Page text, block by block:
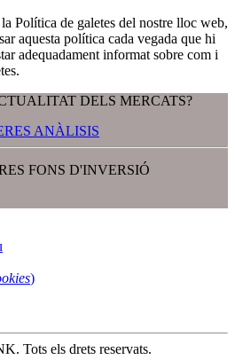
Política de galetes del nostre lloc web,
aquesta política cada vegada que hi
adequadament informat sobre com i
DELS MERCATS?
ANÀLISIS
FONS D'INVERSIÓ
)
Tots els drets reservats.